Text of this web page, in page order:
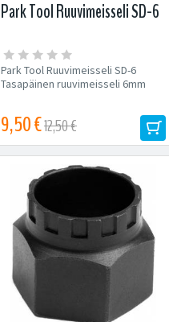
Park Tool Ruuvimeisseli SD-6
Park Tool Ruuvimeisseli SD-6
Tasapäinen ruuvimeisseli 6mm
9,50 €12,50 €